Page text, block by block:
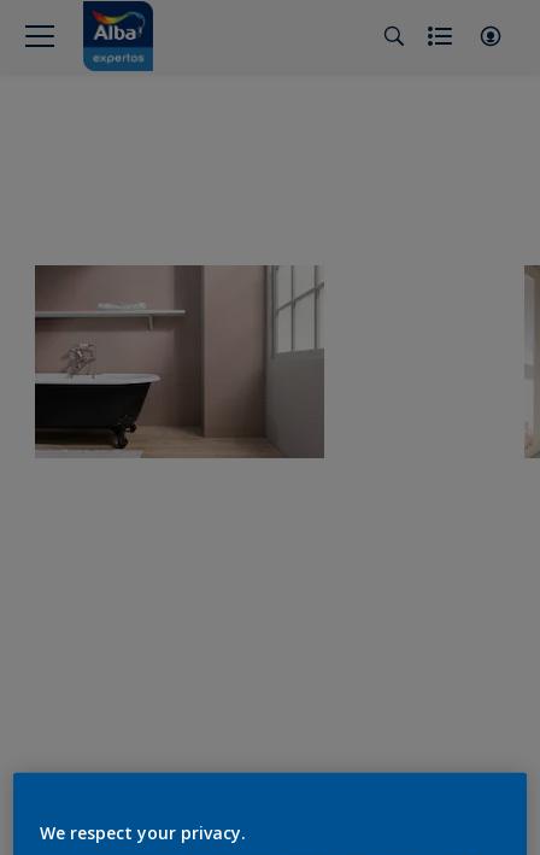
We respect your privacy.